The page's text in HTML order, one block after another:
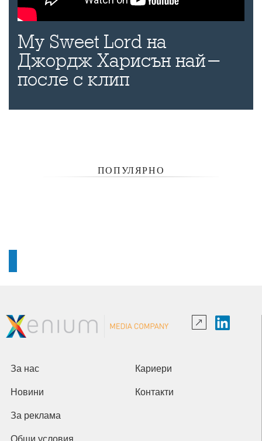
My Sweet Lord на
Джордж Харисън най-
после с клип
ПОПУЛЯРНО
За нас Кариери
Новини Контакти
За реклама